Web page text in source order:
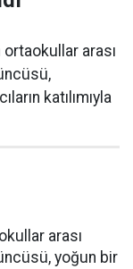
ortaokullar arası
katılımıyla
arası
yoğun bir